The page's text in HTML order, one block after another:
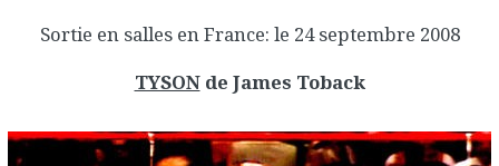
Sortie en salles en France: le 24 septembre 2008
TYSONde James Toback